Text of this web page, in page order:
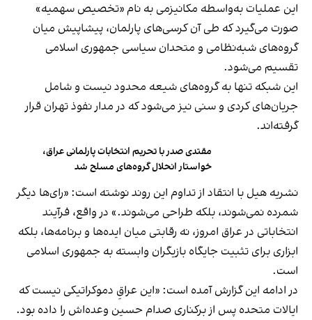
این عملیات به‌واسطه مکانیزمی به نام «تخصیص سهمیه»
صورت می‌گیرد که طی آن کرسی‌های پارلمان، پیشاپیش میان
گروه‌های شبه‌نظامی و متحدان سیاسی جمهوری اسلامی
تقسیم می‌شود.
این شبکه تنها به گروه‌های شیعه محدود نیست و شامل
جریان‌های کردی و سنی نیز می‌شود که در مدار نفوذ تهران قرار
گرفته‌اند.
مقتدی صدر با تحریم انتخابات پارلمانی عراق،
خواستار انحلال گروه‌های مسلح شد
نشریه هیل با انتقاد از تداوم این روند نوشته است: «رای‌ها دیگر
شمرده نمی‌شوند، بلکه طراحی می‌شوند.» در واقع، فرآیند
انتخاباتی در عراق امروز، نه رقابتی میان ایده‌ها و برنامه‌ها، بلکه
ابزاری برای تثبیت جایگاه بازیگران وابسته به جمهوری اسلامی
است.
در ادامه این گزارش آمده است: «این عراقِ دموکراتیکی نیست که
ایالات متحده پس از برکناری صدام حسین وعده‌اش را داده بود.